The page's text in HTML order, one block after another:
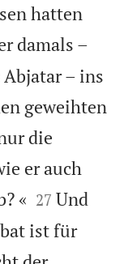
hatten
damals –
– ins
geweihten
die
er auch
« 

27 Und
ist für